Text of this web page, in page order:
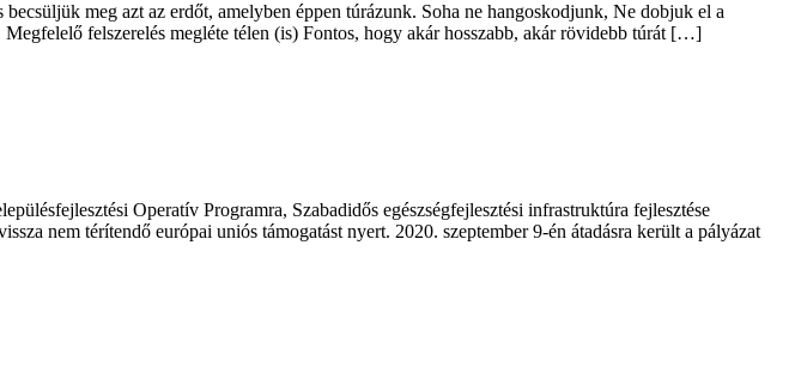
meg azt az erdőt, amelyben éppen túrázunk. Soha ne hangoskodjunk, Ne dobjuk el a
felszerelés megléte télen (is) Fontos, hogy akár hosszabb, akár rövidebb túrát […]
Operatív Programra, Szabadidős egészségfejlesztési infrastruktúra fejlesztése
nem térítendő európai uniós támogatást nyert. 2020. szeptember 9-én átadásra került a pályázat